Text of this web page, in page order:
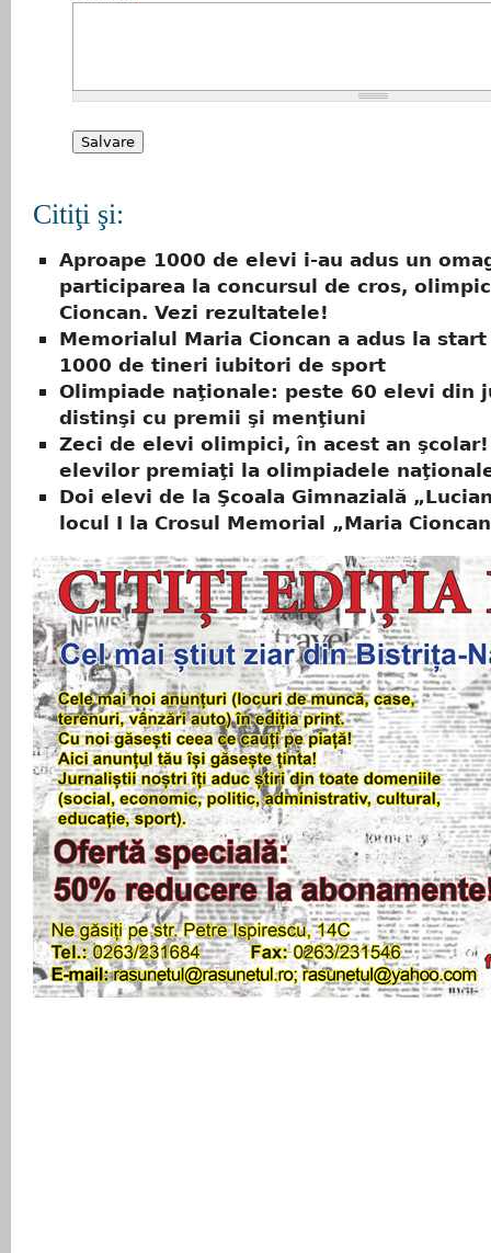
Citiţi şi:
Aproape 1000 de elevi i-au adus un
participarea la concursul de cros,
Cioncan. Vezi rezultatele!
Memorialul Maria Cioncan a adus la
1000 de tineri iubitori de sport
Olimpiade naţionale: peste 60 elevi din
distinşi cu premii şi menţiuni
Zeci de elevi olimpici, în acest an
elevilor premiaţi la olimpiadele
Doi elevi de la Şcoala Gimnazială
locul I la Crosul Memorial „Maria